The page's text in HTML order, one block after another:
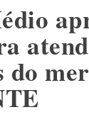
do